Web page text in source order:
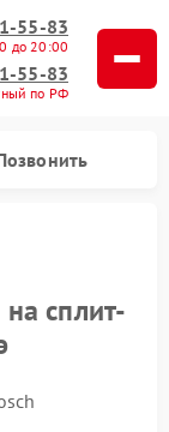
55-83
до 20:00
55-83
по РФ
сплит-